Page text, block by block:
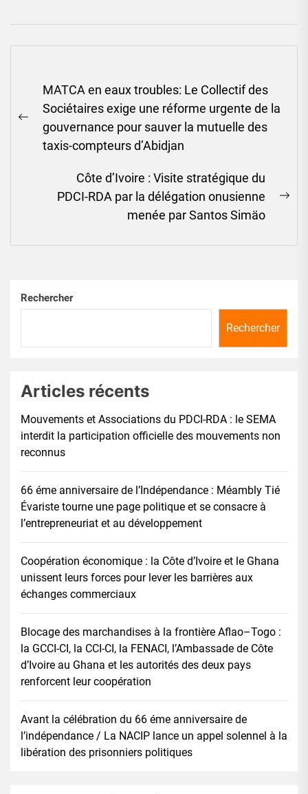
l’article
Previous
post:
MATCA en eaux troubles: Le Collectif des
Sociétaires exige une réforme urgente de la
gouvernance pour sauver la mutuelle des
taxis-compteurs d’Abidjan
Côte d’Ivoire : Visite stratégique du
PDCI-RDA par la délégation onusienne
menée par Santos Simäo
Rechercher
Rechercher
Articles récents
Mouvements et Associations du PDCI-RDA : le SEMA
interdit la participation officielle des mouvements non
reconnus
66 éme anniversaire de l’Indépendance : Méambly Tié
Évariste tourne une page politique et se consacre à
l’entrepreneuriat et au développement
Coopération économique : la Côte d’Ivoire et le Ghana
unissent leurs forces pour lever les barrières aux
échanges commerciaux
Blocage des marchandises à la frontière Aflao–Togo :
la GCCI-CI, la CCI-CI, la FENACI, l’Ambassade de Côte
d’Ivoire au Ghana et les autorités des deux pays
renforcent leur coopération
Avant la célébration du 66 éme anniversaire de
l’indépendance / La NACIP lance un appel solennel à la
libération des prisonniers politiques